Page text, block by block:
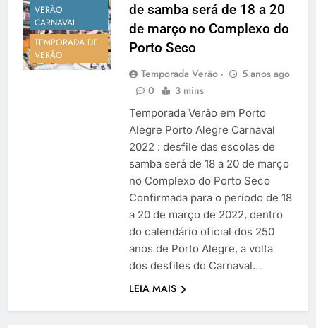
Temporada Verão 2027
VERÃO
CARNAVAL
TEMPORADA DE
VERÃO
de samba será de 18 a 20
de março no Complexo do
Porto Seco
Temporada Verão -
5 anos ago
0
3 mins
Temporada Verão em Porto
Alegre Porto Alegre Carnaval
2022 : desfile das escolas de
samba será de 18 a 20 de março
no Complexo do Porto Seco
Confirmada para o período de 18
a 20 de março de 2022, dentro
do calendário oficial dos 250
anos de Porto Alegre, a volta
dos desfiles do Carnaval…
LEIA MAIS